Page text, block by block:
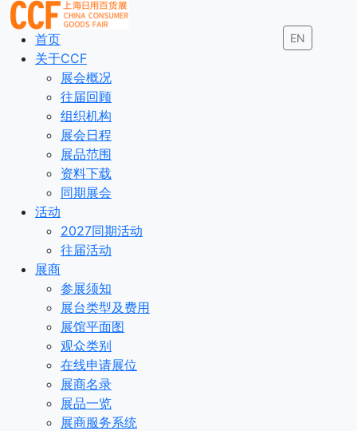
EN
首页
关于CCF
展会概况
往届回顾
组织机构
展会日程
展品范围
资料下载
同期展会
活动
2027同期活动
往届活动
展商
参展须知
展台类型及费用
展馆平面图
观众类别
在线申请展位
展商名录
展品一览
展商服务系统